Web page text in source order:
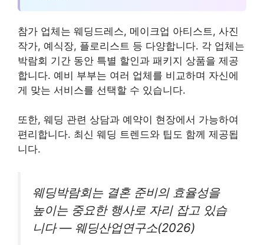
참가 업체는 웨딩드레스, 메이크업 아티스트, 사진
작가, 예식장, 플로리스트 등 다양합니다. 각 업체는
박람회 기간 동안 특별 할인과 패키지 상품을 제공
합니다. 예비 부부는 여러 업체를 비교하며 자신에
게 맞는 서비스를 선택할 수 있습니다.
또한, 웨딩 관련 상담과 예약이 현장에서 가능하여
편리합니다. 최신 웨딩 트렌드와 팁도 함께 제공됩
니다.
웨딩박람회는 결혼 준비의 효율성을
높이는 중요한 행사로 자리 잡고 있습
니다 — 웨딩산업연구소(2026)